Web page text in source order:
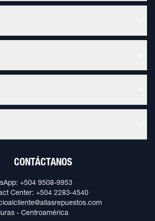
CONTÁCTANOS
+504 9508-9953
Center: +504 2283-4540
- Centroamérica